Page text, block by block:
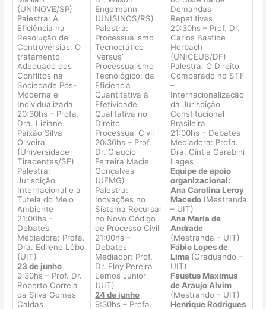
(UNINOVE/SP)
Palestra: A
Eficiência na
Resolução de
Controvérsias: O
tratamento
Adequado dos
Conflitos na
Sociedade Pós-
Moderna e
Individualizada
20:30hs – Profa.
Dra. Liziane
Paixão Silva
Oliveira
(Universidade
Tiradentes/SE)
Palestra:
Jurisdição
Internacional e a
Tutela do Meio
Ambiente
21:00hs –
Debates
Mediadora: Profa.
Dra. Edilene Lôbo
(UIT)
23 de junho
9:30hs – Prof. Dr.
Roberto Correia
da Silva Gomes
Caldas
Engelmann
(UNISINOS/RS)
Palestra:
Processualismo
Tecnocrático
‘versus’
Processualismo
Tecnológico: da
Eficiencia
Quantitativa à
Efetividade
Qualitativa no
Direito
Processual Civil
20:30hs – Prof.
Dr. Glaucio
Ferreira Maciel
Gonçalves
(UFMG)
Palestra:
Inovações no
Sistema Recursal
no Novo Código
de Processo Civil
21:00hs –
Debates
Mediador: Prof.
Dr. Eloy Pereira
Lemos Junior
(UIT)
24 de junho
9:30hs – Profa.
Demandas
Repetitivas
20:30hs – Prof. Dr.
Carlos Bastide
Horbach
(UNICEUB/DF)
Palestra: O Direito
Comparado no STF
–
Internacionalização
da Jurisdição
Constitucional
Brasileira
21:00hs – Debates
Mediadora: Profa.
Dra. Cíntia Garabini
Lages
Equipe de apoio
organizacional:
Ana Carolina Leroy
Macedo (Mestranda
– UIT)
Ana Maria de
Andrade
(Mestranda – UIT)
Fábio Lopes de
Lima (Graduando –
UIT)
Faustus Maximus
de Araujo Alvim
(Mestrando – UIT)
Henrique Rodrigues